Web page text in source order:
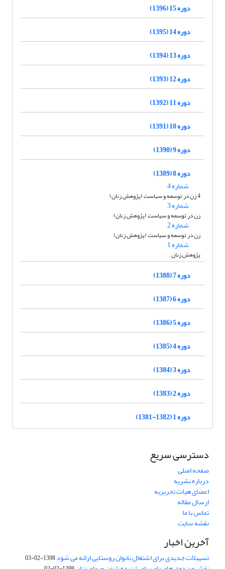
دوره 15 (1396)
دوره 14 (1395)
دوره 13 (1394)
دوره 12 (1393)
دوره 11 (1392)
دوره 10 (1391)
دوره 9 (1390)
دوره 8 (1389)
شماره 4
4 زن در توسعه و سیاست (پژوهش زنان)
شماره 3
زن در توسعه و سیاست (پژوهش زنان)
شماره 2
زن در توسعه و سیاست (پژوهش زنان)
شماره 1
پژوهش زنان
دوره 7 (1388)
دوره 6 (1387)
دوره 5 (1386)
دوره 4 (1385)
دوره 3 (1384)
دوره 2 (1383)
دوره 1 (1382-1381)
دسترسی سریع
صفحه اصلی
درباره نشریه
اعضای هیات تحریریه
ارسال مقاله
تماس با ما
نقشه سایت
آخرین اخبار
تسهیلات جدیدی برای اشتغال بانوان روستایی ارائه می شود1398-02-03